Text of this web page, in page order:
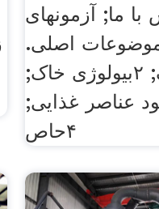
ما; آزمونهای
اصلی.
۱علوم خاک; ۲بیولوژی خاک;
عناصر غذایی;
۴حاص